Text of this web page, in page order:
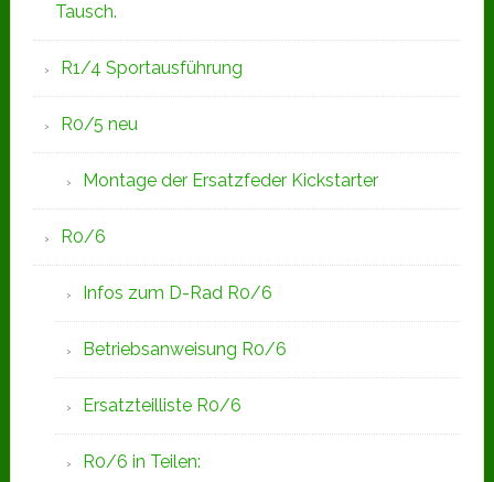
Tausch.
R1/4 Sportausführung
R0/5 neu
Montage der Ersatzfeder Kickstarter
R0/6
Infos zum D-Rad R0/6
Betriebsanweisung R0/6
Ersatzteilliste R0/6
R0/6 in Teilen: